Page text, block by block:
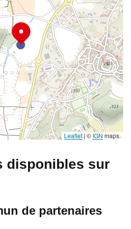
Leaflet |© IGN maps.
disponibles sur
de partenaires